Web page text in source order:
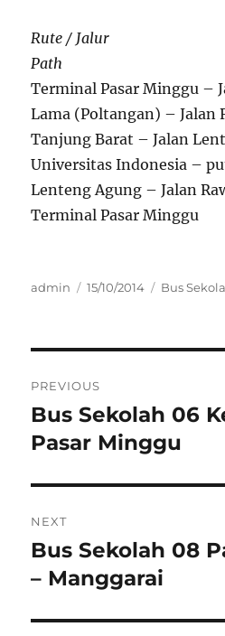
Rute / Jalur
Path
Terminal Pasar Minggu –
Lama (Poltangan) – Jalan
Tanjung Barat – Jalan
Universitas Indonesia –
Lenteng Agung – Jalan
Terminal Pasar Minggu
Author
admin
Posted
15/10/2014 Categories
Bus
navigation
PREVIOUS
Previous
post:
Bus Sekolah 06
Pasar Minggu
NEXT
Next
post:
Bus Sekolah 08
– Manggarai